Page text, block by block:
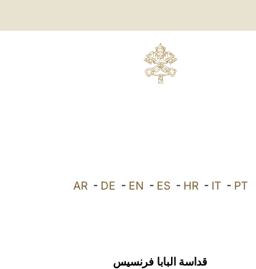
AR- DE - EN - ES- HR- IT- PT
قداسة البابا فرنسيس